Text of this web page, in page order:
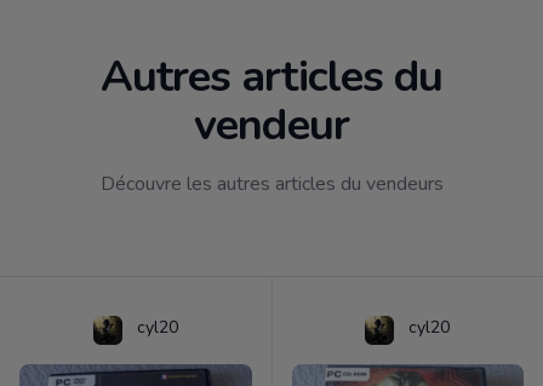
Autres articles du
vendeur
Découvre les autres articles du vendeurs
cyl20 cyl20